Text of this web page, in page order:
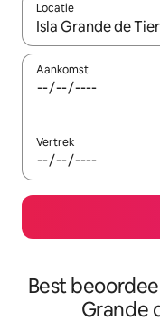
Locatie
Wanneer er
Aankomst
Vertrek
Best
Grande